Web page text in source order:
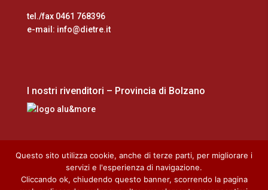
tel./fax 0461 768396
e-mail: info@dietre.it
I nostri rivenditori – Provincia di Bolzano
Home Cookie Policy Privacy Policy
Questo sito utilizza cookie, anche di terze parti, per migliorare i
servizi e l'esperienza di navigazione.
Cliccando ok, chiudendo questo banner, scorrendo la pagina